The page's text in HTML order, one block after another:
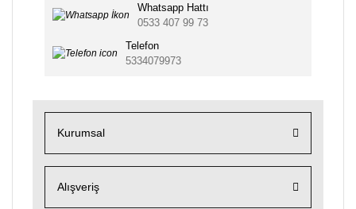
Whatsapp Hattı
0533 407 99 73
Telefon
5334079973
Kurumsal
Alışveriş